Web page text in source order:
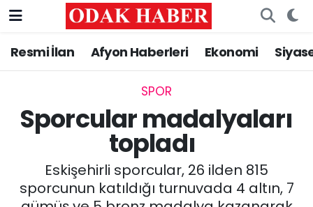
Resmi İlan Afyon Haberleri Ekonomi
SPOR
Sporcular madalyaları
topladı
Eskişehirli sporcular, 26 ilden 815
sporcunun katıldığı turnuvada 4 altın, 7
AFYONKARAHİSAR HABERLERİ
ASAYİŞ
SİYASET
Nöbetçi Eczaneler
Trafik Durumu
Süper Lig Puan Durumu ve Fikstür
Tüm Manşetler